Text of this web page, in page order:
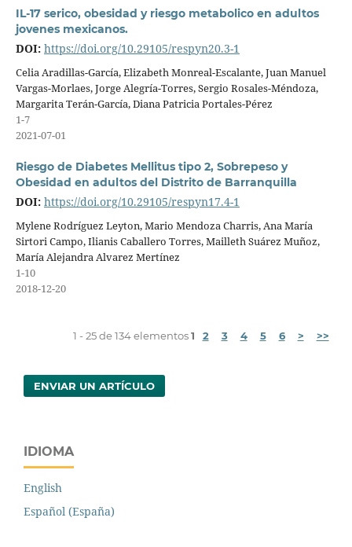
IL-17 serico, obesidad y riesgo metabolico en adultos
jovenes mexicanos.
DOI: https://doi.org/10.29105/respyn20.3-1
Celia Aradillas-García, Elizabeth Monreal-Escalante, Juan Manuel
Vargas-Morlaes, Jorge Alegría-Torres, Sergio Rosales-Méndoza,
Margarita Terán-García, Diana Patricia Portales-Pérez
1-7
2021-07-01
Riesgo de Diabetes Mellitus tipo 2, Sobrepeso y
Obesidad en adultos del Distrito de Barranquilla
DOI: https://doi.org/10.29105/respyn17.4-1
Mylene Rodríguez Leyton, Mario Mendoza Charris, Ana María
Sirtori Campo, Ilianis Caballero Torres, Mailleth Suárez Muñoz,
María Alejandra Alvarez Mertínez
1-10
2018-12-20
1 - 25 de 134 elementos1 2 3 4 5 6 > >>
ENVIAR UN ARTÍCULO
IDIOMA
English
Español (España)